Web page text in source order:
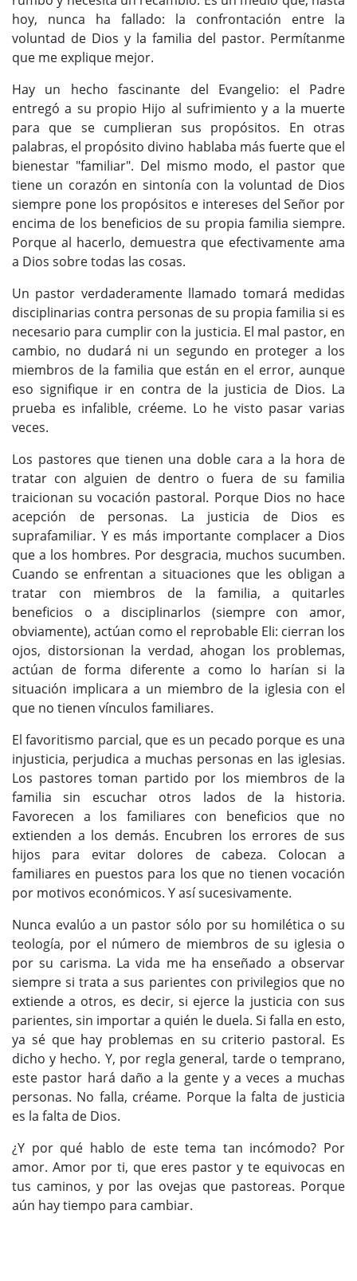
hoy, nunca ha fallado: la confrontación entre la
voluntad de Dios y la familia del pastor. Permítanme
que me explique mejor.
Hay un hecho fascinante del Evangelio: el Padre
entregó a su propio Hijo al sufrimiento y a la muerte
para que se cumplieran sus propósitos. En otras
palabras, el propósito divino hablaba más fuerte que el
bienestar "familiar". Del mismo modo, el pastor que
tiene un corazón en sintonía con la voluntad de Dios
siempre pone los propósitos e intereses del Señor por
encima de los beneficios de su propia familia siempre.
Porque al hacerlo, demuestra que efectivamente ama
a Dios sobre todas las cosas.
Un pastor verdaderamente llamado tomará medidas
disciplinarias contra personas de su propia familia si es
necesario para cumplir con la justicia. El mal pastor, en
cambio, no dudará ni un segundo en proteger a los
miembros de la familia que están en el error, aunque
eso signifique ir en contra de la justicia de Dios. La
prueba es infalible, créeme. Lo he visto pasar varias
veces.
Los pastores que tienen una doble cara a la hora de
tratar con alguien de dentro o fuera de su familia
traicionan su vocación pastoral. Porque Dios no hace
acepción de personas. La justicia de Dios es
suprafamiliar. Y es más importante complacer a Dios
que a los hombres. Por desgracia, muchos sucumben.
Cuando se enfrentan a situaciones que les obligan a
tratar con miembros de la familia, a quitarles
beneficios o a disciplinarlos (siempre con amor,
obviamente), actúan como el reprobable Eli: cierran los
ojos, distorsionan la verdad, ahogan los problemas,
actúan de forma diferente a como lo harían si la
situación implicara a un miembro de la iglesia con el
que no tienen vínculos familiares.
El favoritismo parcial, que es un pecado porque es una
injusticia, perjudica a muchas personas en las iglesias.
Los pastores toman partido por los miembros de la
familia sin escuchar otros lados de la historia.
Favorecen a los familiares con beneficios que no
extienden a los demás. Encubren los errores de sus
hijos para evitar dolores de cabeza. Colocan a
familiares en puestos para los que no tienen vocación
por motivos económicos. Y así sucesivamente.
Nunca evalúo a un pastor sólo por su homilética o su
teología, por el número de miembros de su iglesia o
por su carisma. La vida me ha enseñado a observar
siempre si trata a sus parientes con privilegios que no
extiende a otros, es decir, si ejerce la justicia con sus
parientes, sin importar a quién le duela. Si falla en esto,
ya sé que hay problemas en su criterio pastoral. Es
dicho y hecho. Y, por regla general, tarde o temprano,
este pastor hará daño a la gente y a veces a muchas
personas. No falla, créame. Porque la falta de justicia
es la falta de Dios.
¿Y por qué hablo de este tema tan incómodo? Por
amor. Amor por ti, que eres pastor y te equivocas en
tus caminos, y por las ovejas que pastoreas. Porque
aún hay tiempo para cambiar.